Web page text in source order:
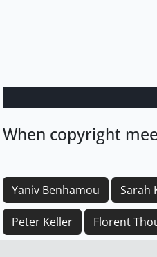
When copyright
Yaniv Benhamou Sarah
Peter Keller Florent